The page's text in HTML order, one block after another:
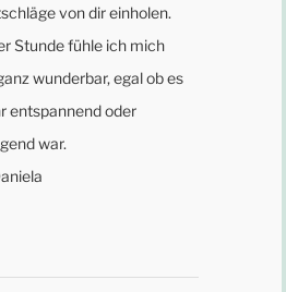
von dir einholen.
Stunde fühle ich mich
wunderbar, egal ob es
entspannend oder
war.